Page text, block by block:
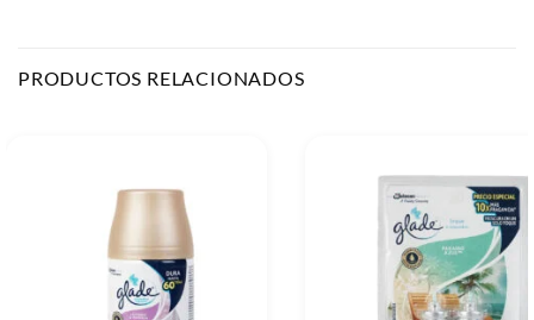
PRODUCTOS RELACIONADOS